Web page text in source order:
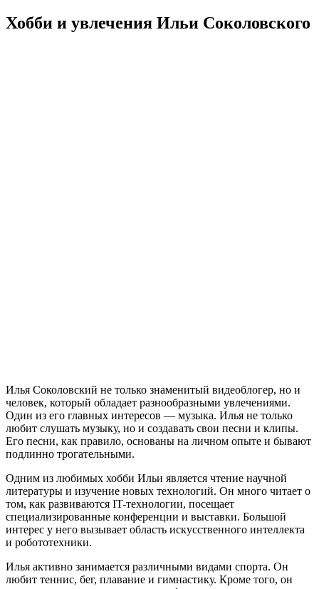
Хобби и увлечения Ильи Соколовского
Илья Соколовский не только знаменитый видеоблогер, но и
человек, который обладает разнообразными увлечениями.
Один из его главных интересов — музыка. Илья не только
любит слушать музыку, но и создавать свои песни и клипы.
Его песни, как правило, основаны на личном опыте и бывают
подлинно трогательными.
Одним из любимых хобби Ильи является чтение научной
литературы и изучение новых технологий. Он много читает о
том, как развиваются IT-технологии, посещает
специализированные конференции и выставки. Большой
интерес у него вызывает область искусственного интеллекта
и робототехники.
Илья активно занимается различными видами спорта. Он
любит теннис, бег, плавание и гимнастику. Кроме того, он